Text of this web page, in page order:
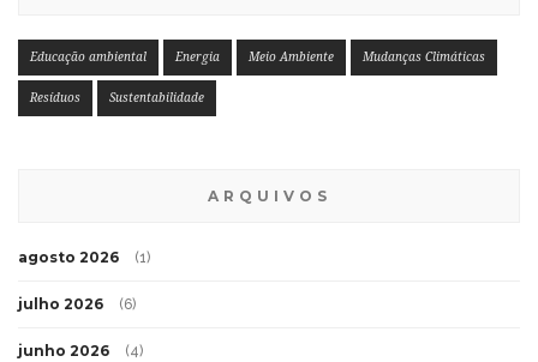
Educação ambiental Energia Meio Ambiente Mudanças Climáticas
Resíduos Sustentabilidade
ARQUIVOS
agosto 2026 (1)
julho 2026 (6)
junho 2026 (4)